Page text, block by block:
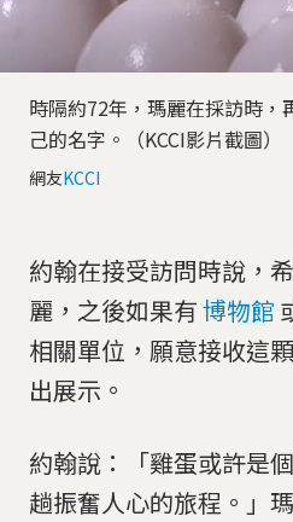
時隔約72年，瑪麗在採訪時，
己的名字。（KCCI影片截圖）
網友KCCI
約翰在接受訪問時說，
麗，之後如果有博物館
相關單位，願意接收這
出展示。
約翰說：「雞蛋或許是
趟振奮人心的旅程。」